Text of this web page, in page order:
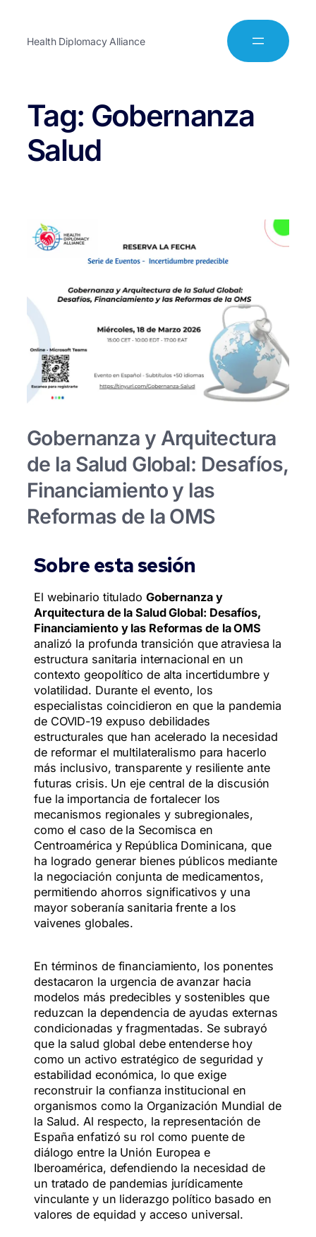
Health Diplomacy Alliance
Tag: Gobernanza
Salud
Gobernanza y Arquitectura
de la Salud Global: Desafíos,
Financiamiento y las
Reformas de la OMS
Sobre esta sesión
El webinario titulado Gobernanza y
Arquitectura de la Salud Global: Desafíos,
Financiamiento y las Reformas de la OMS
analizó la profunda transición que atraviesa la
estructura sanitaria internacional en un
contexto geopolítico de alta incertidumbre y
volatilidad. Durante el evento, los
especialistas coincidieron en que la pandemia
de COVID-19 expuso debilidades
estructurales que han acelerado la necesidad
de reformar el multilateralismo para hacerlo
más inclusivo, transparente y resiliente ante
futuras crisis. Un eje central de la discusión
fue la importancia de fortalecer los
mecanismos regionales y subregionales,
como el caso de la Secomisca en
Centroamérica y República Dominicana, que
ha logrado generar bienes públicos mediante
la negociación conjunta de medicamentos,
permitiendo ahorros significativos y una
mayor soberanía sanitaria frente a los
vaivenes globales.
En términos de financiamiento, los ponentes
destacaron la urgencia de avanzar hacia
modelos más predecibles y sostenibles que
reduzcan la dependencia de ayudas externas
condicionadas y fragmentadas. Se subrayó
que la salud global debe entenderse hoy
como un activo estratégico de seguridad y
estabilidad económica, lo que exige
reconstruir la confianza institucional en
organismos como la Organización Mundial de
la Salud. Al respecto, la representación de
España enfatizó su rol como puente de
diálogo entre la Unión Europea e
Iberoamérica, defendiendo la necesidad de
un tratado de pandemias jurídicamente
vinculante y un liderazgo político basado en
valores de equidad y acceso universal.